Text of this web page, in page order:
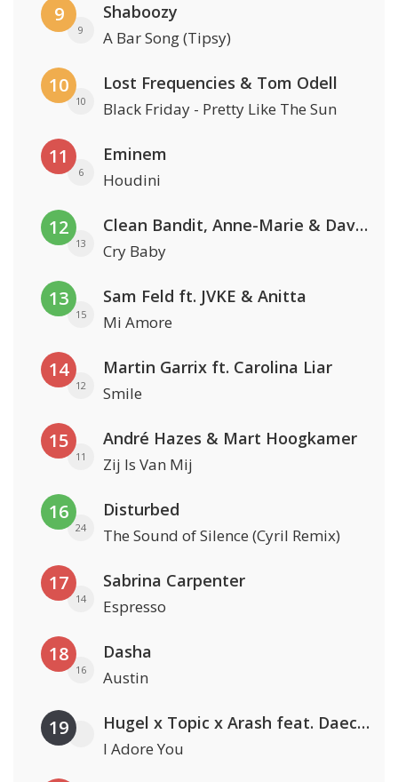
9
9
Shaboozy
A Bar Song (Tipsy)
10
10
Lost Frequencies & Tom Odell
Black Friday - Pretty Like The Sun
11
6
Eminem
Houdini
12
13
Clean Bandit, Anne-Marie & David Guetta
Cry Baby
13
15
Sam Feld ft. JVKE & Anitta
Mi Amore
14
12
Martin Garrix ft. Carolina Liar
Smile
15
11
André Hazes & Mart Hoogkamer
Zij Is Van Mij
16
24
Disturbed
The Sound of Silence (Cyril Remix)
17
14
Sabrina Carpenter
Espresso
18
16
Dasha
Austin
19 Hugel x Topic x Arash feat. Daecolm
I Adore You